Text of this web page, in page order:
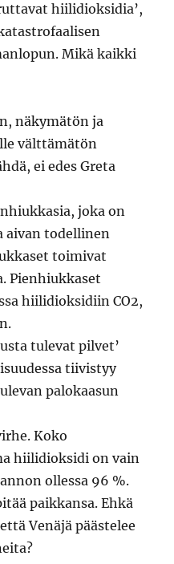
hiilidioksidia’,
Mikä kaikki
näkymätön ja
välttämätön
ei edes Greta
joka on
aivan todellinen
toimivat
Pienhiukkaset
hiilidioksidiin CO2,
tulevat pilvet’
tiivistyy
palokaasun
Koko
hiilidioksidi on vain
ollessa 96 %.
paikkansa. Ehkä
Venäjä päästelee